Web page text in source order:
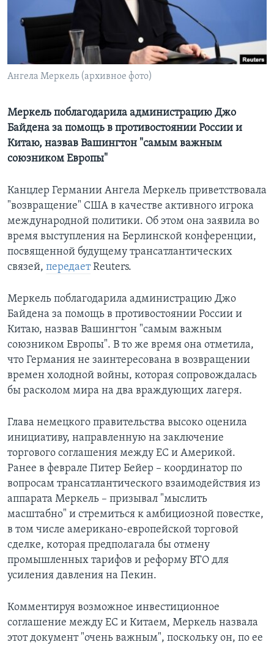
Learning English
СОЦИАЛЬНЫЕ СЕТИ
Языки
Ангела Меркель (архивное фото)
Меркель поблагодарила администрацию Джо
Байдена за помощь в противостоянии России и
Китаю, назвав Вашингтон "самым важным
союзником Европы"
Канцлер Германии Ангела Меркель приветствовала
"возвращение" США в качестве активного игрока
международной политики. Об этом она заявила во
время выступления на Берлинской конференции,
посвященной будущему трансатлантических
связей, передаетReuters.
Меркель поблагодарила администрацию Джо
Байдена за помощь в противостоянии России и
Китаю, назвав Вашингтон "самым важным
союзником Европы". В то же время она отметила,
что Германия не заинтересована в возвращении
времен холодной войны, которая сопровождалась
бы расколом мира на два враждующих лагеря.
Глава немецкого правительства высоко оценила
инициативу, направленную на заключение
торгового соглашения между ЕС и Америкой.
Ранее в феврале Питер Бейер – координатор по
вопросам трансатлантического взаимодействия из
аппарата Меркель – призывал "мыслить
масштабно" и стремиться к амбициозной повестке,
в том числе американо-европейской торговой
сделке, которая предполагала бы отмену
промышленных тарифов и реформу ВТО для
усиления давления на Пекин.
Комментируя возможное инвестиционное
соглашение между ЕС и Китаем, Меркель назвала
этот документ "очень важным", поскольку он, по ее